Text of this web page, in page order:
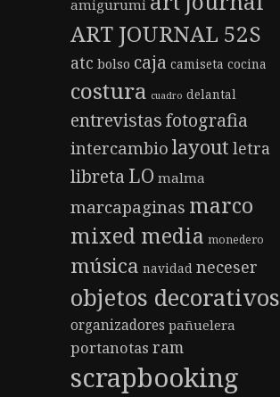
amigurumi
ART JOURNAL 52S
atc bolso caja camiseta cocina
costura cuadro delantal
entrevistasfotografia
intercambio layout letra
libretaLO malma
marcapaginas marco
mixed media monedero
música navidad neceser
objetos decorativos
organizadores pañuelera
portanotas ram
scrapbooking